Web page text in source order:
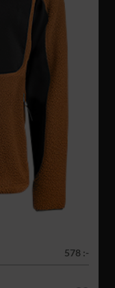
578 :-